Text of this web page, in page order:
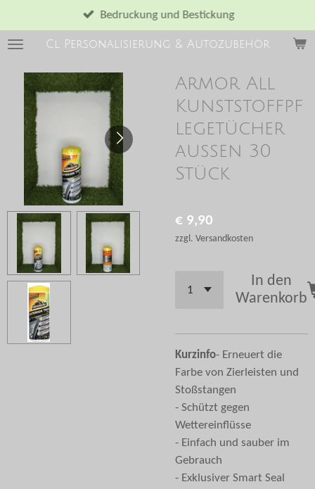
Hauptinhalt
springenCl Personalisierung & Autozubehör
Bedruckung und Bestickung
Armor All
Kunststoffpf
legetücher
aussen 30
Stück
€ 9,90
zzgl. Versandkosten
In den
Warenkorb
Kurzinfo- Erneuert die
Farbe von Zierleisten und
Stoßstangen
- Schützt gegen
Wettereinflüsse
- Einfach und sauber im
Gebrauch
- Exklusiver Smart Seal